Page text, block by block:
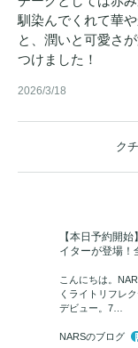
馴染んでくれて華
と、潤いと可愛さ
つけました！
2026/3/18
ク
【本日予約開
イターが登場！
こんにちは。
くライトリフレ
デビュー。7…
NARSのブログ